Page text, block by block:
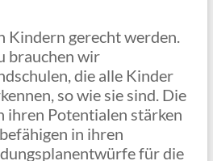
Kindern gerecht werden.
brauchen wir
die alle Kinder
so wie sie sind. Die
ihren Potentialen stärken
in ihren
für die